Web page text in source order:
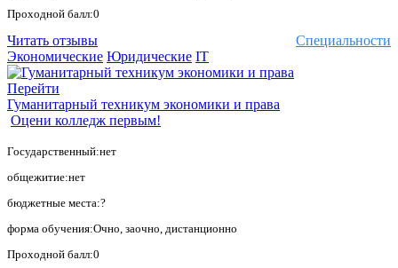
Проходной балл:0
Специальности
Читать отзывы
Экономические Юридические IT
Перейти
Гуманитарный техникум экономики и права
Оцени колледж первым!
Государственный:нет
общежитие:нет
бюджетные места:?
форма обучения:Очно, заочно, дистанционно
Проходной балл:0